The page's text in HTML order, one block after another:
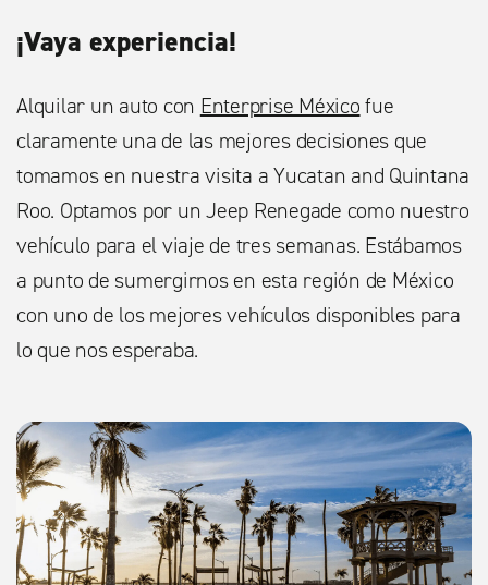
¡Vaya experiencia!
Alquilar un auto con Enterprise México fue
claramente una de las mejores decisiones que
tomamos en nuestra visita a Yucatan and Quintana
Roo. Optamos por un Jeep Renegade como nuestro
vehículo para el viaje de tres semanas. Estábamos
a punto de sumergirnos en esta región de México
con uno de los mejores vehículos disponibles para
lo que nos esperaba.